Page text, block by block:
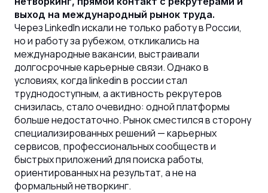
выход на международный рынок труда.
Через LinkedIn искали не только работу в России,
но и работу за рубежом, откликались на
международные вакансии, выстраивали
долгосрочные карьерные связи. Однако в
условиях, когда linkedin в россии стал
труднодоступным, а активность рекрутеров
снизилась, стало очевидно: одной платформы
больше недостаточно. Рынок сместился в сторону
специализированных решений — карьерных
сервисов, профессиональных сообществ и
быстрых приложений для поиска работы,
ориентированных на результат, а не на
формальный нетворкинг.